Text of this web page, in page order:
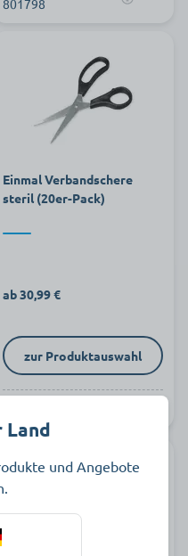
801798
Einmal Verbandschere
steril (20er-Pack)
ab 30,99 €
zur Produktauswahl
Land
und Angebote